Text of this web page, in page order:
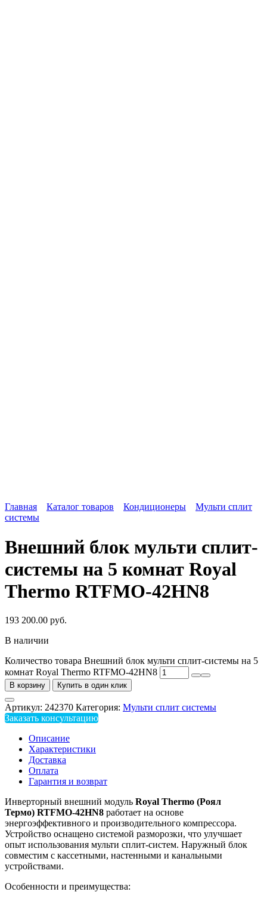
Главная Каталог товаров Кондиционеры
Мульти сплит
системы
Внешний блок мульти сплит-
системы на 5 комнат Royal
Thermo RTFMO-42HN8
193 200.00 руб.
В наличии
Количество товара Внешний блок мульти сплит-системы на 5
комнат Royal Thermo RTFMO-42HN8
В корзину Купить в один клик
Артикул: 242370 Категория: Мульти сплит системы
Заказать консультацию
Описание
Характеристики
Доставка
Оплата
Гарантия и возврат
Инверторный внешний модуль Royal Thermo (Роял
Термо) RTFMO-42HN8 работает на основе
энергоэффективного и производительного компрессора.
Устройство оснащено системой разморозки, что улучшает
опыт использования мульти сплит-систем. Наружный блок
совместим с кассетными, настенными и канальными
устройствами.
Особенности и преимущества: